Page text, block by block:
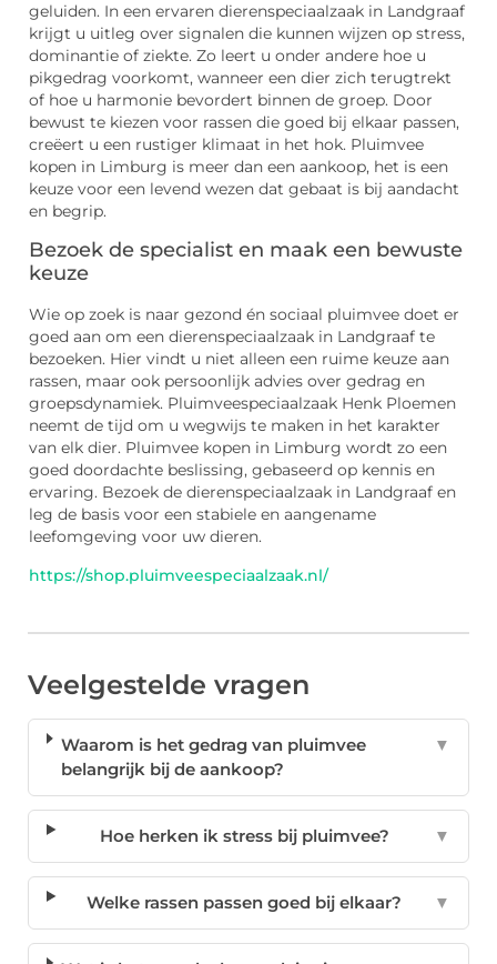
geluiden. In een ervaren dierenspeciaalzaak in Landgraaf
krijgt u uitleg over signalen die kunnen wijzen op stress,
dominantie of ziekte. Zo leert u onder andere hoe u
pikgedrag voorkomt, wanneer een dier zich terugtrekt
of hoe u harmonie bevordert binnen de groep. Door
bewust te kiezen voor rassen die goed bij elkaar passen,
creëert u een rustiger klimaat in het hok. Pluimvee
kopen in Limburg is meer dan een aankoop, het is een
keuze voor een levend wezen dat gebaat is bij aandacht
en begrip.
Bezoek de specialist en maak een bewuste
keuze
Wie op zoek is naar gezond én sociaal pluimvee doet er
goed aan om een dierenspeciaalzaak in Landgraaf te
bezoeken. Hier vindt u niet alleen een ruime keuze aan
rassen, maar ook persoonlijk advies over gedrag en
groepsdynamiek. Pluimveespeciaalzaak Henk Ploemen
neemt de tijd om u wegwijs te maken in het karakter
van elk dier. Pluimvee kopen in Limburg wordt zo een
goed doordachte beslissing, gebaseerd op kennis en
ervaring. Bezoek de dierenspeciaalzaak in Landgraaf en
leg de basis voor een stabiele en aangename
leefomgeving voor uw dieren.
https://shop.pluimveespeciaalzaak.nl/
Veelgestelde vragen
Waarom is het gedrag van pluimvee
belangrijk bij de aankoop?
▼
Hoe herken ik stress bij pluimvee? ▼
Welke rassen passen goed bij elkaar? ▼